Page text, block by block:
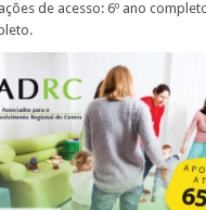
de acesso: 6º ano